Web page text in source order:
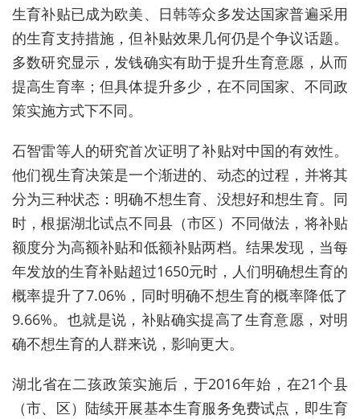
生育补贴已成为欧美、日韩等众多发达国家普遍采用
的生育支持措施，但补贴效果几何仍是个争议话题。
多数研究显示，发钱确实有助于提升生育意愿，从而
提高生育率；但具体提升多少，在不同国家、不同政
策实施方式下不同。
石智雷等人的研究首次证明了补贴对中国的有效性。
他们视生育决策是一个渐进的、动态的过程，并将其
分为三种状态：明确不想生育、没想好和想生育。同
时，根据湖北试点不同县（市区）不同做法，将补贴
额度分为高额补贴和低额补贴两档。结果发现， 当每
年发放的生育补贴超过1650元时，人们明确想生育的
概率提升了7.06%，同时明确不想生育的概率降低了
9.66%。也就是说，补贴确实提高了生育意愿，对明
确不想生育的人群来说，影响更大。
湖北省在二孩政策实施后，于2016年始，在21个县
（市、区）陆续开展基本生育服务免费试点，即生育